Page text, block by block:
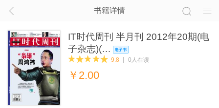
书籍详情
IT时代周刊 半月刊 2012年20期(电
子杂志)(…
9.8 0人在读
￥ 2.00